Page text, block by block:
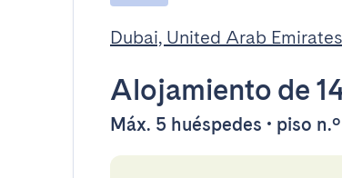
Dubai, United Arab Emirates
Alojamiento de
Máx. 5 huéspedes • piso